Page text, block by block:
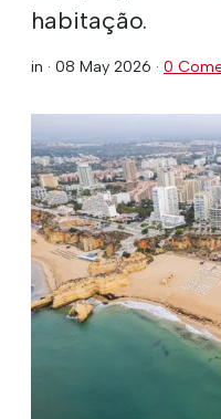
habitação.
in · 08 May 2026 · 0